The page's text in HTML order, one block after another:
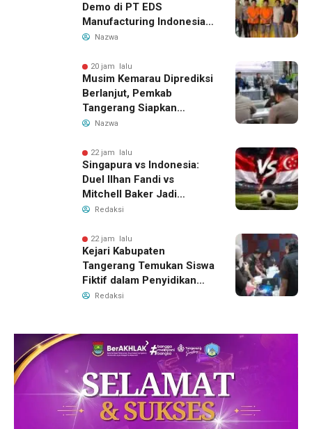
Demo di PT EDS
Manufacturing Indonesia
Ditahan, Polda Banten
Pengelolaan Limbah
Nazwa
20 jam lalu
Musim Kemarau Diprediksi
Berlanjut, Pemkab
Tangerang Siapkan
Langkah Antisipasi Krisis
Nazwa
22 jam lalu
Singapura vs Indonesia:
Duel Ilhan Fandi vs
Mitchell Baker Jadi
Sorotan di Piala AFF 2026
Redaksi
22 jam lalu
Kejari Kabupaten
Tangerang Temukan Siswa
Fiktif dalam Penyidikan
Dana BOP PKBM
Redaksi